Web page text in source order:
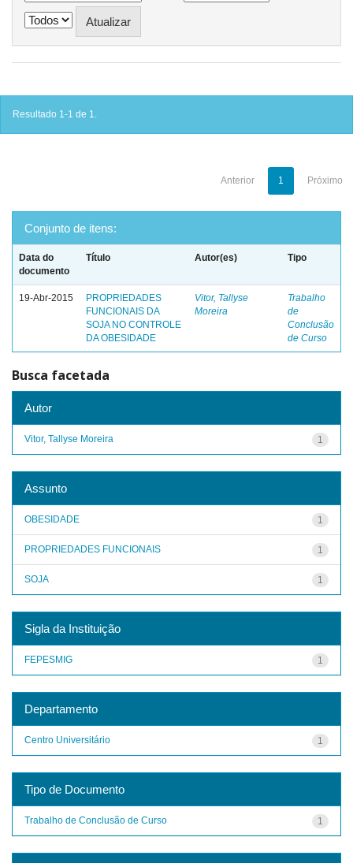
Resultado 1-1 de 1.
Anterior 1 Próximo
Conjunto de itens:
Data do
documento
Título Autor(es) Tipo
19-Abr-2015
PROPRIEDADES
FUNCIONAIS DA
SOJA NO CONTROLE
DA OBESIDADE
Vitor, Tallyse
Moreira
Trabalho
de
Conclusão
de Curso
Busca facetada
Autor
1
Vitor, Tallyse Moreira
Assunto
1
OBESIDADE
1
PROPRIEDADES FUNCIONAIS
1
SOJA
Sigla da Instituição
1
FEPESMIG
Departamento
1
Centro Universitário
Tipo de Documento
1
Trabalho de Conclusão de Curso